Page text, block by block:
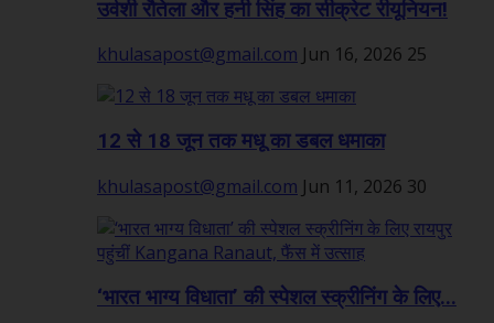
उर्वशी रौतेला और हनी सिंह का सीक्रेट रीयूनियन!
khulasapost@gmail.com Jun 16, 2026 25
12 से 18 जून तक मधू का डबल धमाका
khulasapost@gmail.com Jun 11, 2026 30
‘भारत भाग्य विधाता’ की स्पेशल स्क्रीनिंग के लिए...